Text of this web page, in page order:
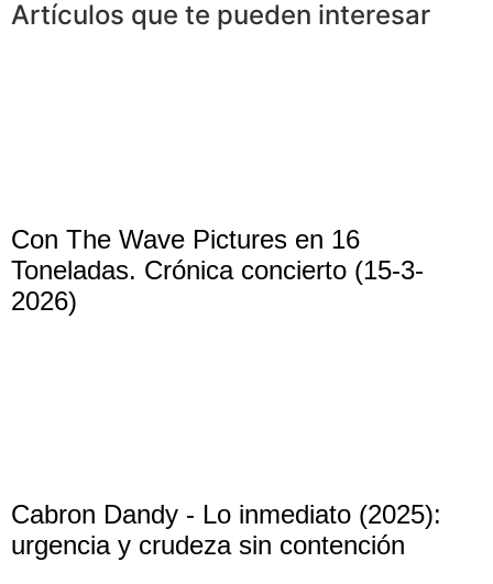
Artículos que te pueden interesar
Con The Wave Pictures en 16
Toneladas. Crónica concierto (15-3-
2026)
Cabron Dandy - Lo inmediato (2025):
urgencia y crudeza sin contención